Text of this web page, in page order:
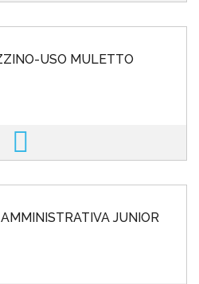
USO MULETTO
JUNIOR